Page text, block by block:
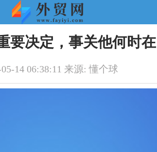
要决定，事关他何时
05-14 06:38:11 来源: 懂个球